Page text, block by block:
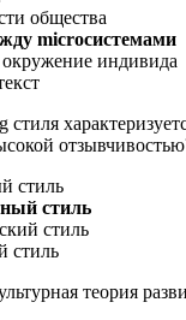
общества
microсистемами
окружение индивида
стиля
стиль
стиль
стиль
стиль
теория